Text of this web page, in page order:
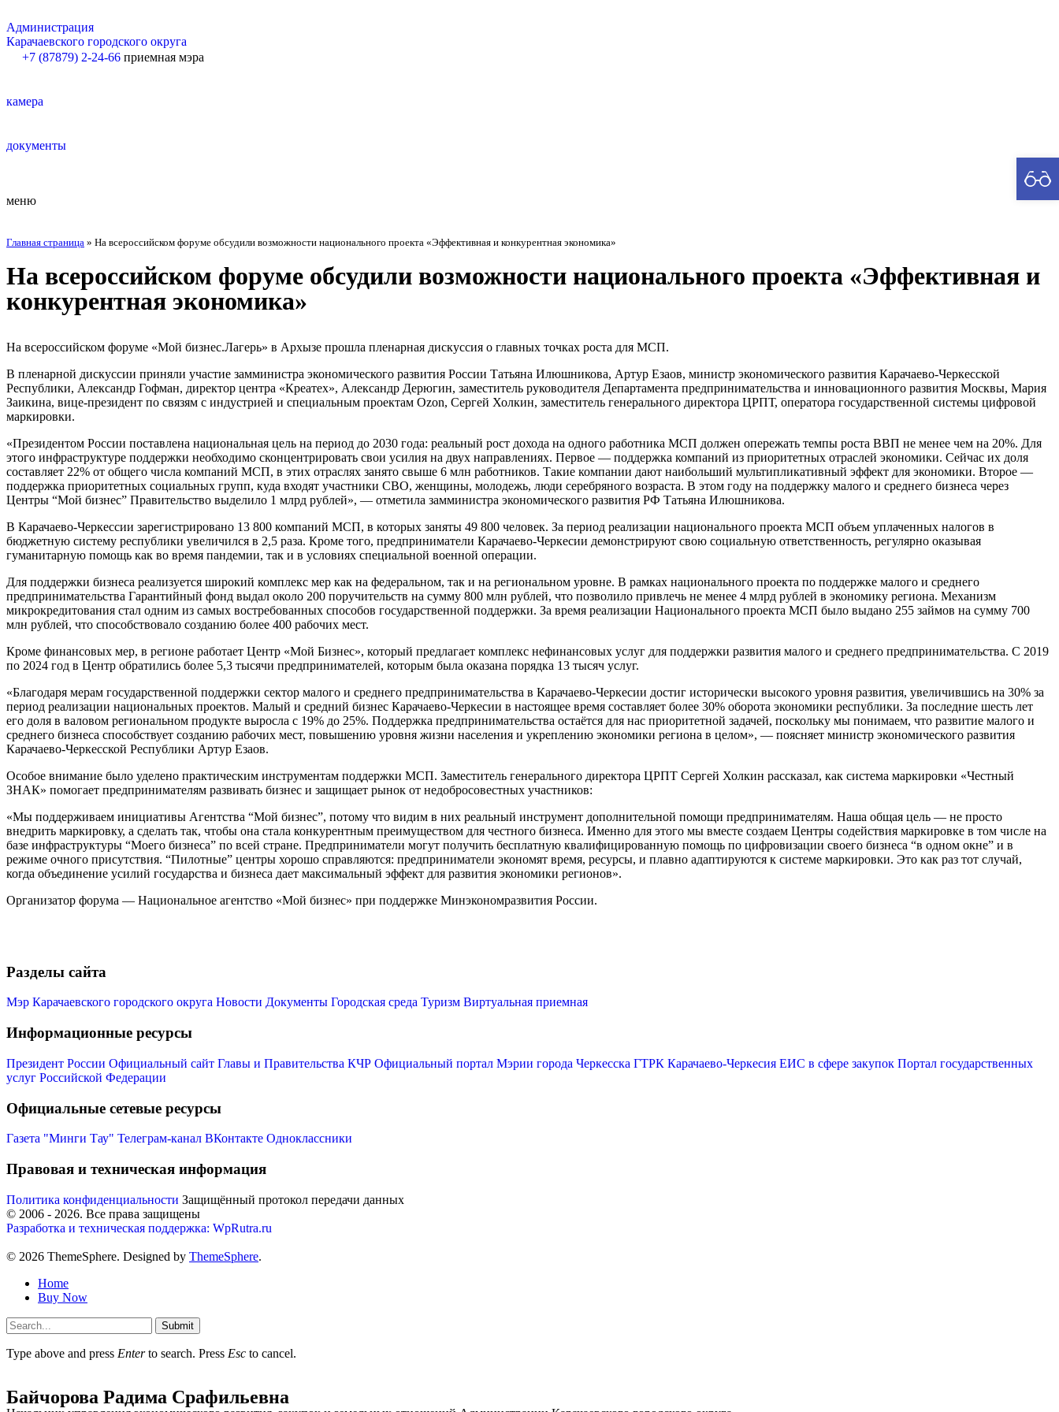
Администрация
Карачаевского городского округа
+7 (87879) 2-24-66 приемная мэра
камера
документы
меню
Главная страница » На всероссийском форуме обсудили возможности национального проекта «Эффективная и конкурентная экономика»
На всероссийском форуме обсудили возможности национального проекта «Эффективная и
конкурентная экономика»
На всероссийском форуме «Мой бизнес.Лагерь» в Архызе прошла пленарная дискуссия о главных точках роста для МСП.
В пленарной дискуссии приняли участие замминистра экономического развития России Татьяна Илюшникова, Артур Езаов, министр экономического развития Карачаево-Черкесской
Республики, Александр Гофман, директор центра «Креатех», Александр Дерюгин, заместитель руководителя Департамента предпринимательства и инновационного развития Москвы, Мария
Заикина, вице-президент по связям с индустрией и специальным проектам Ozon, Сергей Холкин, заместитель генерального директора ЦРПТ, оператора государственной системы цифровой
маркировки.
«Президентом России поставлена национальная цель на период до 2030 года: реальный рост дохода на одного работника МСП должен опережать темпы роста ВВП не менее чем на 20%. Для
этого инфраструктуре поддержки необходимо сконцентрировать свои усилия на двух направлениях. Первое — поддержка компаний из приоритетных отраслей экономики. Сейчас их доля
составляет 22% от общего числа компаний МСП, в этих отраслях занято свыше 6 млн работников. Такие компании дают наибольший мультипликативный эффект для экономики. Второе —
поддержка приоритетных социальных групп, куда входят участники СВО, женщины, молодежь, люди серебряного возраста. В этом году на поддержку малого и среднего бизнеса через
Центры “Мой бизнес” Правительство выделило 1 млрд рублей», — отметила замминистра экономического развития РФ Татьяна Илюшникова.
В Карачаево-Черкессии зарегистрировано 13 800 компаний МСП, в которых заняты 49 800 человек. За период реализации национального проекта МСП объем уплаченных налогов в
бюджетную систему республики увеличился в 2,5 раза. Кроме того, предприниматели Карачаево-Черкесии демонстрируют свою социальную ответственность, регулярно оказывая
гуманитарную помощь как во время пандемии, так и в условиях специальной военной операции.
Для поддержки бизнеса реализуется широкий комплекс мер как на федеральном, так и на региональном уровне. В рамках национального проекта по поддержке малого и среднего
предпринимательства Гарантийный фонд выдал около 200 поручительств на сумму 800 млн рублей, что позволило привлечь не менее 4 млрд рублей в экономику региона. Механизм
микрокредитования стал одним из самых востребованных способов государственной поддержки. За время реализации Национального проекта МСП было выдано 255 займов на сумму 700
млн рублей, что способствовало созданию более 400 рабочих мест.
Кроме финансовых мер, в регионе работает Центр «Мой Бизнес», который предлагает комплекс нефинансовых услуг для поддержки развития малого и среднего предпринимательства. С 2019
по 2024 год в Центр обратились более 5,3 тысячи предпринимателей, которым была оказана порядка 13 тысяч услуг.
«Благодаря мерам государственной поддержки сектор малого и среднего предпринимательства в Карачаево-Черкесии достиг исторически высокого уровня развития, увеличившись на 30% за
период реализации национальных проектов. Малый и средний бизнес Карачаево-Черкесии в настоящее время составляет более 30% оборота экономики республики. За последние шесть лет
его доля в валовом региональном продукте выросла с 19% до 25%. Поддержка предпринимательства остаётся для нас приоритетной задачей, поскольку мы понимаем, что развитие малого и
среднего бизнеса способствует созданию рабочих мест, повышению уровня жизни населения и укреплению экономики региона в целом», — поясняет министр экономического развития
Карачаево-Черкесской Республики Артур Езаов.
Особое внимание было уделено практическим инструментам поддержки МСП. Заместитель генерального директора ЦРПТ Сергей Холкин рассказал, как система маркировки «Честный
ЗНАК» помогает предпринимателям развивать бизнес и защищает рынок от недобросовестных участников:
«Мы поддерживаем инициативы Агентства “Мой бизнес”, потому что видим в них реальный инструмент дополнительной помощи предпринимателям. Наша общая цель — не просто
внедрить маркировку, а сделать так, чтобы она стала конкурентным преимуществом для честного бизнеса. Именно для этого мы вместе создаем Центры содействия маркировке в том числе на
базе инфраструктуры “Моего бизнеса” по всей стране. Предприниматели могут получить бесплатную квалифицированную помощь по цифровизации своего бизнеса “в одном окне” и в
режиме очного присутствия. “Пилотные” центры хорошо справляются: предприниматели экономят время, ресурсы, и плавно адаптируются к системе маркировки. Это как раз тот случай,
когда объединение усилий государства и бизнеса дает максимальный эффект для развития экономики регионов».
Организатор форума — Национальное агентство «Мой бизнес» при поддержке Минэкономразвития России.
Разделы сайта
Мэр Карачаевского городского округа Новости Документы Городская среда Туризм Виртуальная приемная
Информационные ресурсы
Президент России Официальный сайт Главы и Правительства КЧР Официальный портал Мэрии города Черкесска ГТРК Карачаево-Черкесия ЕИС в сфере закупок Портал государственных
услуг Российской Федерации
Официальные сетевые ресурсы
Газета "Минги Тау" Телеграм-канал ВКонтакте Одноклассники
Правовая и техническая информация
Политика конфиденциальности Защищённый протокол передачи данных
© 2006 - 2026. Все права защищены
Разработка и техническая поддержка: WpRutra.ru
© 2026 ThemeSphere. Designed by ThemeSphere.
Home
Buy Now
Submit
Type above and press Enterto search. Press Esc to cancel.
Байчорова Радима Срафильевна